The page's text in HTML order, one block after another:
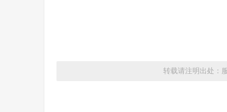
转载请注明出处：